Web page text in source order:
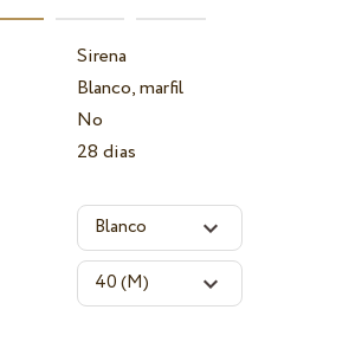
Sirena
Blanco, marfil
No
28 dias